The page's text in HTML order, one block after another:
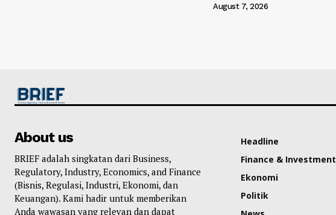
August 7, 2026
About us
BRIEF adalah singkatan dari Business,
Regulatory, Industry, Economics, and Finance
(Bisnis, Regulasi, Industri, Ekonomi, dan
Keuangan). Kami hadir untuk memberikan
Anda wawasan yang relevan dan dapat
Headline
Finance & Investment
Ekonomi
Politik